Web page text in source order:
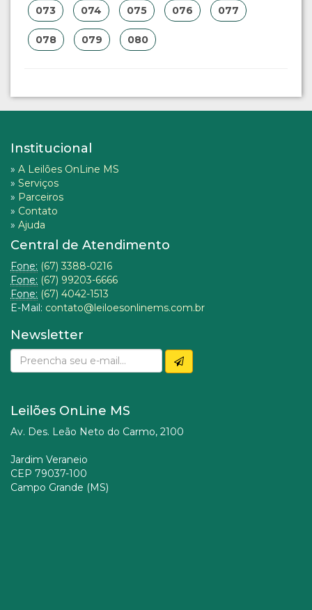
073 074 075 076 077
078 079 080
Institucional
» A Leilões OnLine MS
» Serviços
» Parceiros
» Contato
» Ajuda
Central de Atendimento
Fone: (67) 3388-0216
Fone: (67) 99203-6666
Fone: (67) 4042-1513
E-Mail: contato@leiloesonlinems.com.br
Newsletter
Leilões OnLine MS
Av. Des. Leão Neto do Carmo, 2100
Jardim Veraneio
CEP 79037-100
Campo Grande (MS)